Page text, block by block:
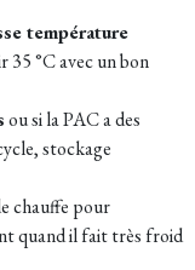
température
°C avec un bon
ou si la PAC a des
stockage
chauffe pour
quand il fait très froid